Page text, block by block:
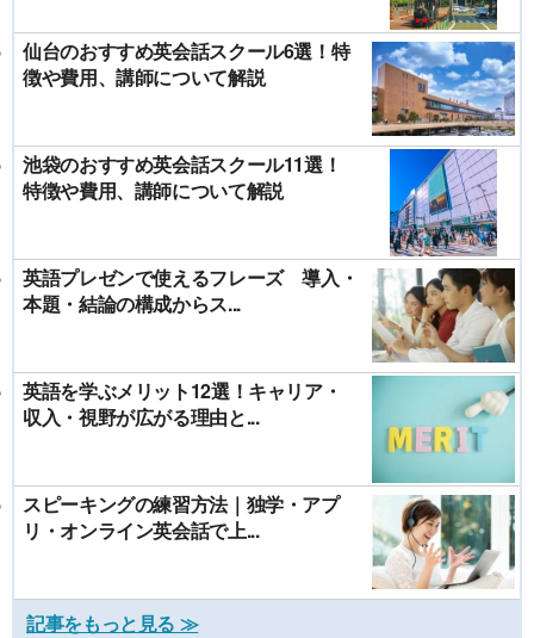
仙台のおすすめ英会話スクール6選！特
徴や費用、講師について解説
池袋のおすすめ英会話スクール11選！
特徴や費用、講師について解説
英語プレゼンで使えるフレーズ 導入・
本題・結論の構成からス...
英語を学ぶメリット12選！キャリア・
収入・視野が広がる理由と...
スピーキングの練習方法｜独学・アプ
リ・オンライン英会話で上...
記事をもっと見る ≫